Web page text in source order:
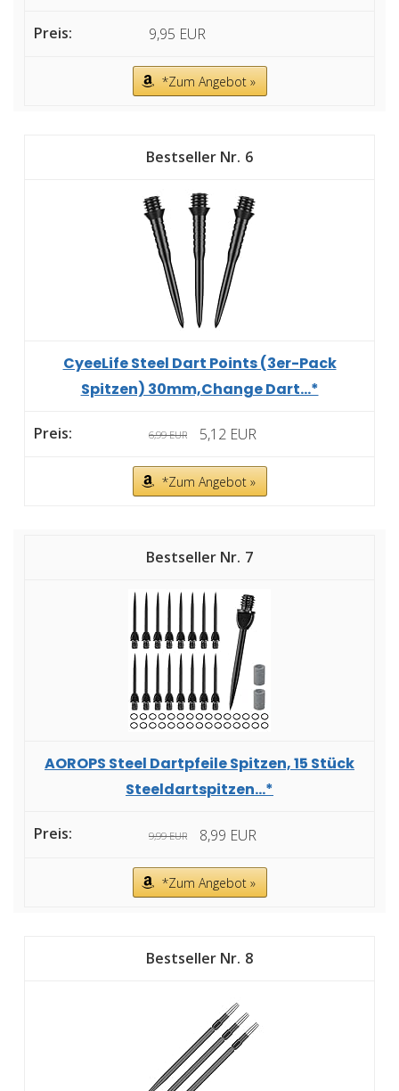
9,95 EUR
*Zum Angebot »
6
CyeeLife Steel Dart Points (3er-Pack
Spitzen) 30mm,Change Dart...*
6,99 EUR 5,12 EUR
*Zum Angebot »
7
AOROPS Steel Dartpfeile Spitzen, 15 Stück
Steeldartspitzen...*
9,99 EUR 8,99 EUR
*Zum Angebot »
8